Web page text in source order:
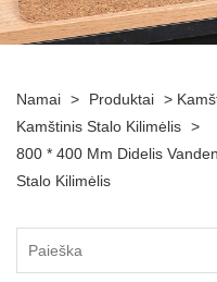
Namai > Produktai >
Kamštinis Stalo Kilimėlis >
800 * 400 Mm Didelis
Stalo Kilimėlis